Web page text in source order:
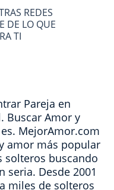
REDES
DE LO QUE
TI
Pareja en
Buscar Amor y
MejorAmor.com
amor más popular
solteros buscando
seria. Desde 2001
miles de solteros